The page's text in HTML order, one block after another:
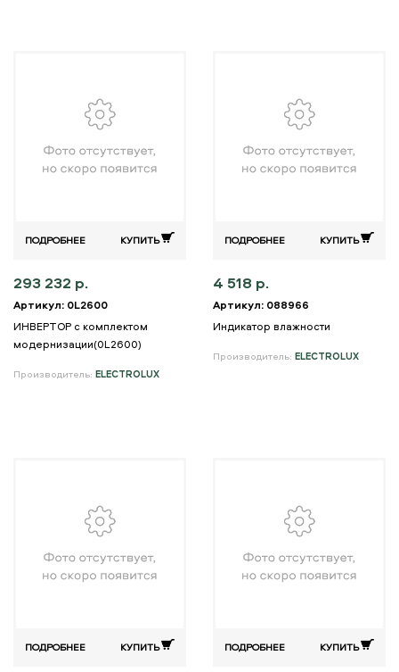
ПОДРОБНЕЕ КУПИТЬ
293 232 р.
Артикул: 0L2600
ИНВЕРТОР с комплектом
модернизации(0L2600)
Производитель: ELECTROLUX
ПОДРОБНЕЕ КУПИТЬ
4 518 р.
Артикул: 088966
Индикатор влажности
Производитель: ELECTROLUX
ПОДРОБНЕЕ КУПИТЬ ПОДРОБНЕЕ КУПИТЬ